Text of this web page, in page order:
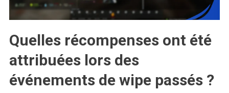
Quelles récompenses ont été
attribuées lors des
événements de wipe passés ?